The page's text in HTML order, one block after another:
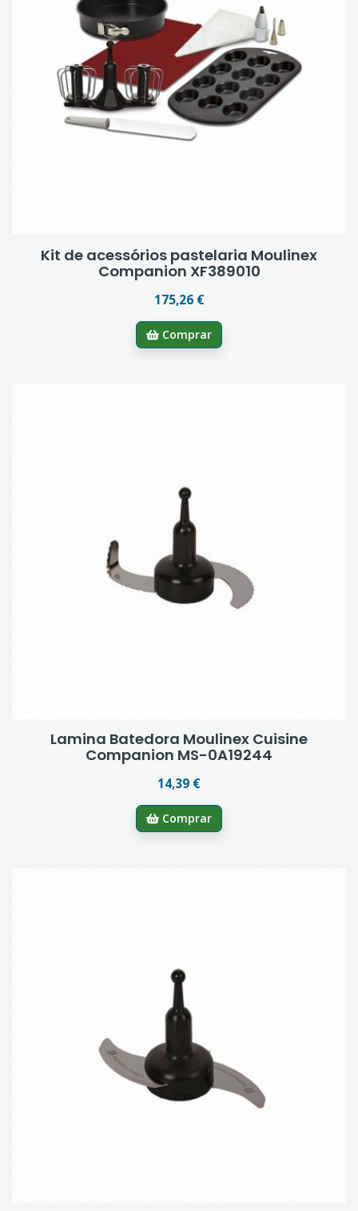
Kit de acessórios pastelaria Moulinex
Companion XF389010
175,26 €
Comprar
Lamina Batedora Moulinex Cuisine
Companion MS-0A19244
14,39 €
Comprar